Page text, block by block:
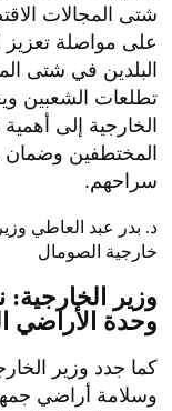
شتى المجالات
على مواصلة تعزيز
البلدين في شتى
تطلعات الشعبين
الخارجية إلى
المختطفين
سراحهم.
د. بدر عبد العاطي
خارجية الصومال
وزير
وحدة الأراضي
كما جدد وزير
وسلامة أراضي